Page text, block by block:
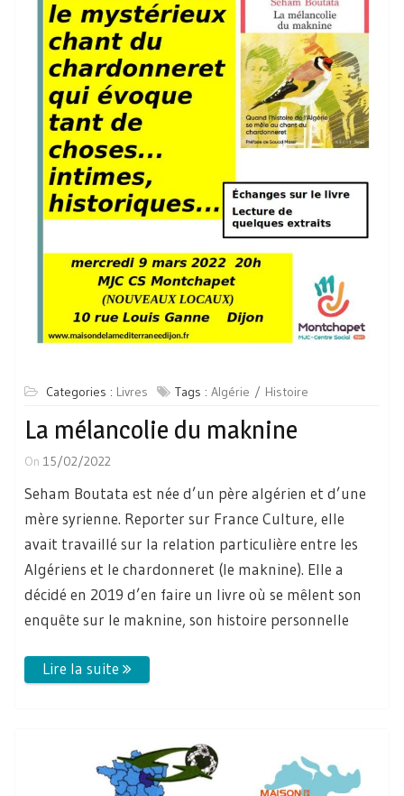
Categories : Livres Tags : Algérie Histoire
La mélancolie du maknine
On 15/02/2022
Seham Boutata est née d’un père algérien et d’une
mère syrienne. Reporter sur France Culture, elle
avait travaillé sur la relation particulière entre les
Algériens et le chardonneret (le maknine). Elle a
décidé en 2019 d’en faire un livre où se mêlent son
enquête sur le maknine, son histoire personnelle